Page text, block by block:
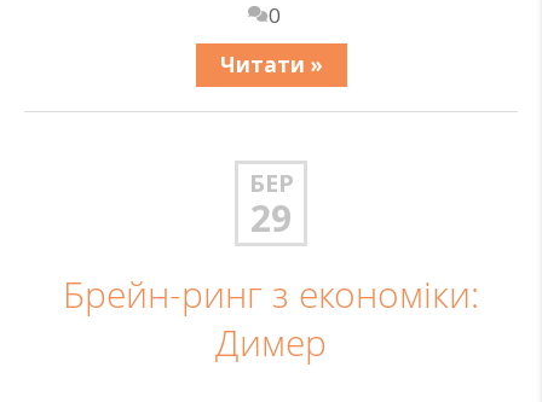
0
Читати »
БЕР
29
Брейн-ринг з економіки:
Димер